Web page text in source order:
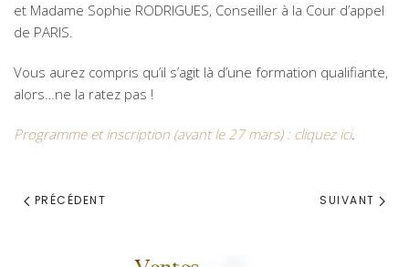
et Madame Sophie RODRIGUES, Conseiller à la Cour d’appel
de PARIS.
Vous aurez compris qu’il s’agit là d’une formation qualifiante,
alors…ne la ratez pas !
Programme et inscription (avant le 27 mars) : cliquez ici.
PRÉCÉDENT SUIVANT